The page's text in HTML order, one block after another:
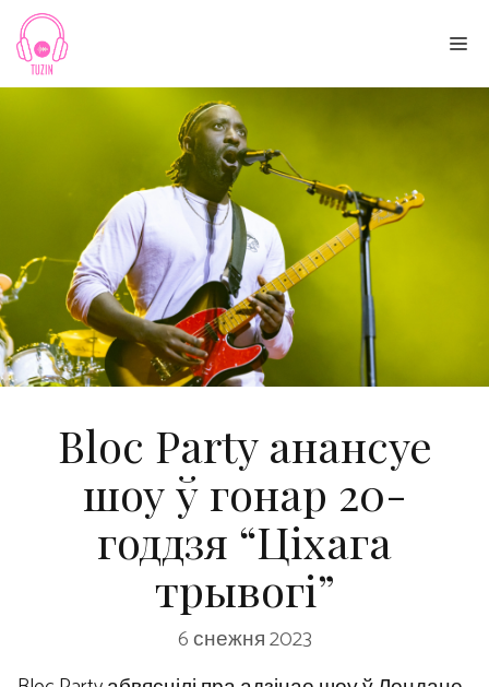
Skip
content
Bloc Party анансуе
шоу ў гонар 20-
годдзя “Ціхага
трывогі”
6 снежня 2023